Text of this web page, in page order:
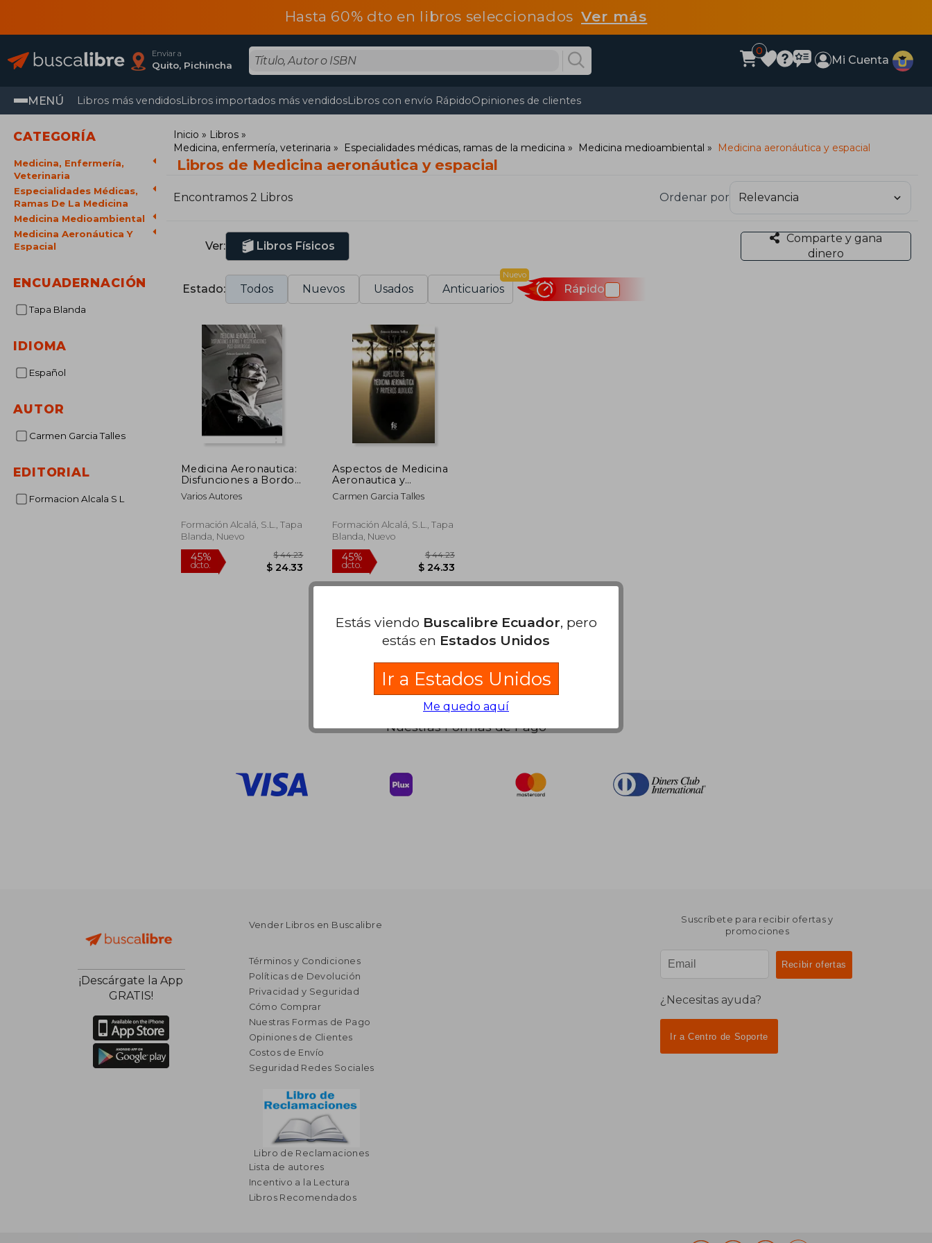
Hasta 60% dto en libros seleccionadosVer más
Enviar a
Quito, Pichincha
0
Mi Cuenta
MENÚ Libros más vendidosLibros importados más vendidosLibros con envío RápidoOpiniones de clientes
CATEGORÍA
Medicina, Enfermería,
Veterinaria
Especialidades Médicas,
Ramas De La Medicina
Medicina Medioambiental
Medicina Aeronáutica Y
Espacial
ENCUADERNACIÓN
Tapa Blanda
IDIOMA
Español
AUTOR
Carmen Garcia Talles
EDITORIAL
Formacion Alcala S L
Inicio
Libros
Medicina, enfermería, veterinaria
Especialidades médicas, ramas de la medicina Medicina medioambiental Medicina aeronáutica y espacial
Libros de Medicina aeronáutica y espacial
Encontramos 2 Libros Ordenar por
Ver: Libros Físicos
Comparte y gana
dinero
Estado: Todos Nuevos Usados Anticuarios
Nuevo
Rápido
Medicina Aeronautica:
Disfunciones a Bordo
y Reconmendaciones
Post-Quiurgicas
Varios Autores
Formación Alcalá, S.L., Tapa
Blanda, Nuevo
$ 44.23
$ 24.33
Aspectos de Medicina
Aeronautica y
Primeros Auxilios
Carmen Garcia Talles
Formación Alcalá, S.L., Tapa
Blanda, Nuevo
45%
dcto.
$ 44.23
$ 24.33
Nuestras Formas de Pago
¡Descárgate la App
GRATIS!
Vender Libros en Buscalibre
Términos y Condiciones
Políticas de Devolución
Privacidad y Seguridad
Cómo Comprar
Nuestras Formas de Pago
Opiniones de Clientes
Costos de Envío
Seguridad Redes Sociales
Libro de Reclamaciones
Lista de autores
Incentivo a la Lectura
Libros Recomendados
Suscríbete para recibir ofertas y
promociones
¿Necesitas ayuda?
Ir a Centro de Soporte
Estás viendo Buscalibre Ecuador, pero
estás en Estados Unidos
Ir a Estados Unidos
Me quedo aquí